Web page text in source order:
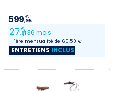
599,95
€
27,01
€/ 36 mois
+ 1ère mensualité de 60,50 €
ENTRETIENS INCLUS